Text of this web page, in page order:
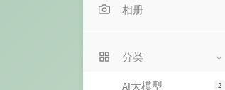
相册
分类
2
AI大模型